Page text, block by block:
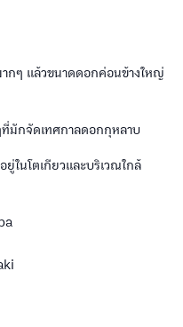
ๆ แล้วขนาดดอกค่อนข้างใหญ่
มักจัดเทศกาลดอกกุหลาบ
ในโตเกียวและบริเวณใกล้